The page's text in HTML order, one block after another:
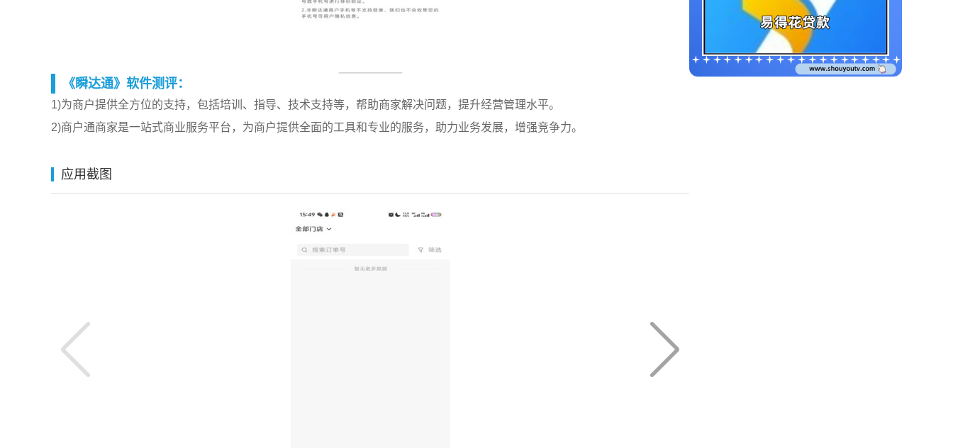
《瞬达通》软件测评：
1)为商户提供全方位的支持，包括培训、指导、技术支持等，帮助商家解决问题，提升经营管理水平。
2)商户通商家是一站式商业服务平台，为商户提供全面的工具和专业的服务，助力业务发展，增强竞争力。
应用截图